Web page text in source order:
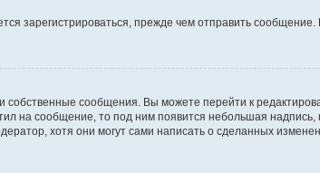
зарегистрироваться, прежде чем отправить
сообщения. Вы можете перейти к
на сообщение, то под ним появится небольшая надпись,
хотя они могут сами написать о сделанных